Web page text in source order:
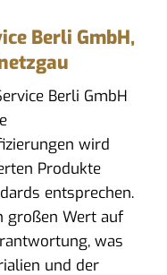
Berli GmbH,
Berli GmbH
wird
Produkte
entsprechen.
großen Wert auf
was
und der